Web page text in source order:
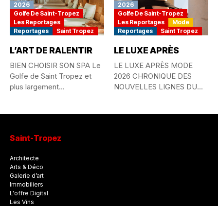
2026
Golfe De Saint-Tropez
Les Reportages
Reportages
Saint Tropez
L’ART DE RALENTIR
BIEN CHOISIR SON SPA Le
Golfe de Saint Tropez et
plus largement...
2026
Golfe De Saint-Tropez
Les Reportages
Mode
Reportages
Saint Tropez
LE LUXE APRÈS
LE LUXE APRÈS MODE
2026 CHRONIQUE DES
NOUVELLES LIGNES DU
Saint-Tropez
Architecte
Arts & Déco
Galerie d’art
Immobiliers
L'offre Digital
Les Vins